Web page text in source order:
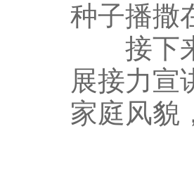
种子播撒
接下来
展接力宣
家庭风貌